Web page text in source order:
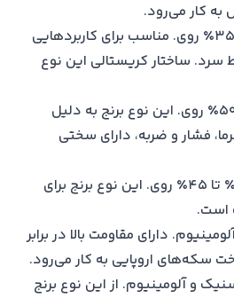
به کار می‌رود.
ترکیب کمتر از ۳۵٪ روی. مناسب برای کاربردهایی
سرد. ساختار کریستالی این نوع
ترکیب ۴۵٪ تا ۵۰٪ روی. این نوع برنج به دلیل
فشار و ضربه، دارای سختی
ترکیب ۳۵٪ تا ۴۵٪ روی. این نوع برنج برای
است.
دارای مقاومت بالا در برابر
سکه‌های اروپایی به کار می‌رود.
و آلومینیوم. از این نوع برنج